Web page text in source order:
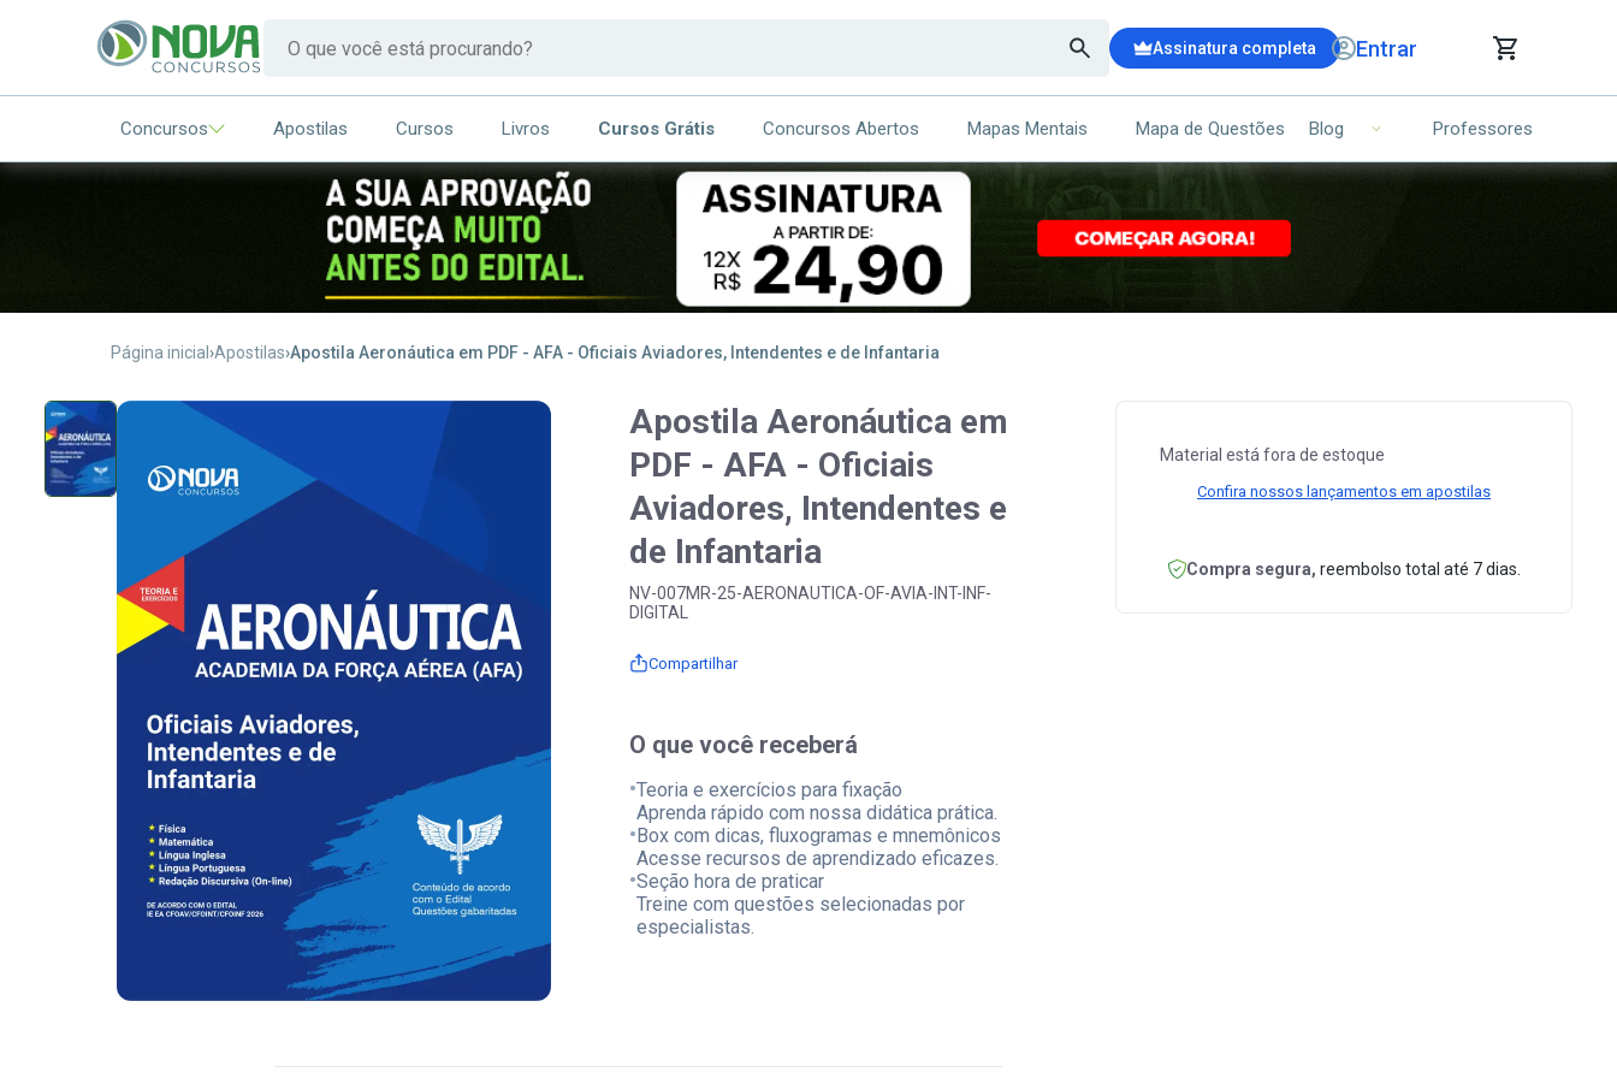
Assinatura completa Entrar
CARRINHO DE COMPRAS
ITENS (00)
Ops!
Seu carrinho ainda está vazio.
Concursos Apostilas Cursos Livros Cursos Grátis Concursos Abertos Mapas Mentais Mapa de Questões Blog Professores
Página inicial Apostilas Apostila Aeronáutica em PDF - AFA - Oficiais Aviadores, Intendentes e de Infantaria
Apostila Aeronáutica em
PDF - AFA - Oficiais
Aviadores, Intendentes e
de Infantaria
NV-007MR-25-AERONAUTICA-OF-AVIA-INT-INF-
DIGITAL
Compartilhar
O que você receberá
•Teoria e exercícios para fixação
Aprenda rápido com nossa didática prática.
•Box com dicas, fluxogramas e mnemônicos
Acesse recursos de aprendizado eficazes.
•Seção hora de praticar
Treine com questões selecionadas por
especialistas.
Material está fora de estoque
Confira nossos lançamentos em apostilas
Compra segura, reembolso total até 7 dias.